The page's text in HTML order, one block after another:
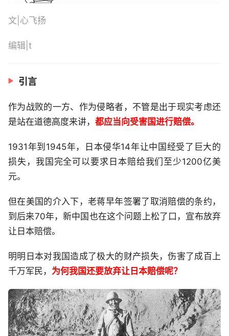
文|心飞扬
编辑|t
引言
作为战败的一方、作为侵略者，不管是出于现实考虑还
是站在道德高度来讲， 都应当向受害国进行赔偿。
1931年到1945年，日本侵华14年让中国经受了巨大的
损失，我国完全可以要求日本赔给我们至少1200亿美
元。
但在美国的介入下，老蒋早年签署了取消赔偿的条约，
到后来70年，新中国也在这个问题上松了口，宣布放弃
让日本赔偿。
明明日本对我国造成了极大的财产损失，伤害了成百上
千万军民， 为何我国还要放弃让日本赔偿呢？